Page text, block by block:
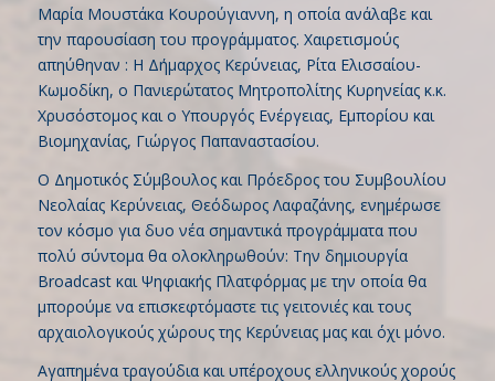
Μαρία Μουστάκα Κουρούγιαννη, η οποία ανάλαβε και
την παρουσίαση του προγράμματος. Χαιρετισμούς
απηύθηναν : Η Δήμαρχος Κερύνειας, Ρίτα Ελισσαίου-
Κωμοδίκη, ο Πανιερώτατος Μητροπολίτης Κυρηνείας κ.κ.
Χρυσόστομος και ο Υπουργός Ενέργειας, Εμπορίου και
Βιομηχανίας, Γιώργος Παπαναστασίου.
Ο Δημοτικός Σύμβουλος και Πρόεδρος του Συμβουλίου
Νεολαίας Κερύνειας, Θεόδωρος Λαφαζάνης, ενημέρωσε
τον κόσμο για δυο νέα σημαντικά προγράμματα που
πολύ σύντομα θα ολοκληρωθούν: Την δημιουργία
Broadcast και Ψηφιακής Πλατφόρμας με την οποία θα
μπορούμε να επισκεφτόμαστε τις γειτονιές και τους
αρχαιολογικούς χώρους της Κερύνειας μας και όχι μόνο.
Αγαπημένα τραγούδια και υπέροχους ελληνικούς χορούς